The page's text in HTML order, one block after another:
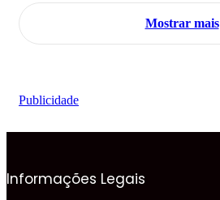
Mostrar mais
Publicidade
Informações Legais